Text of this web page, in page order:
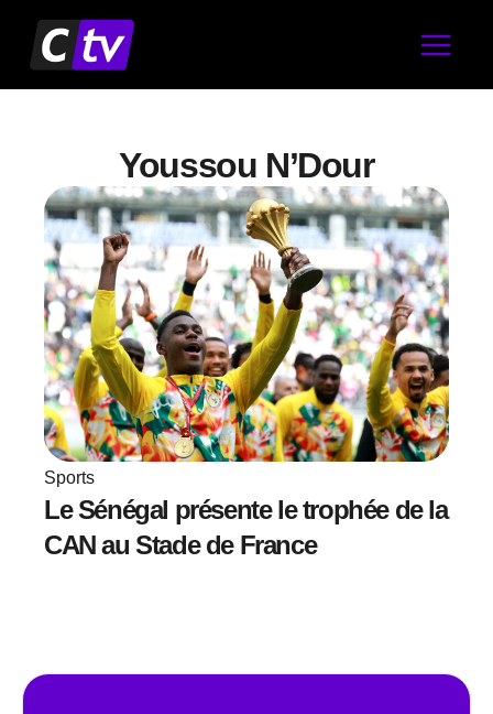
contenu
Youssou N’Dour
Sports
Le Sénégal présente le trophée de la
CAN au Stade de France